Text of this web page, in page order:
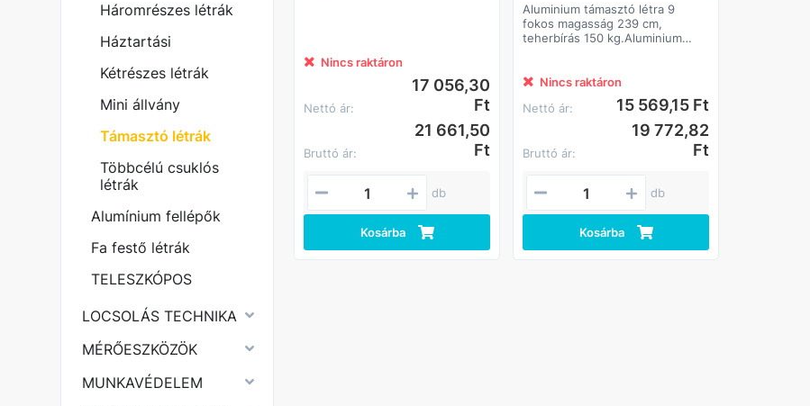
Háromrészes létrák
Háztartási
Kétrészes létrák
Mini állvány
Támasztó létrák
Többcélú csuklós
létrák
Alumínium fellépők
Fa festő létrák
TELESZKÓPOS
LOCSOLÁS TECHNIKA
MÉRŐESZKÖZÖK
MUNKAVÉDELEM
Nincs raktáron
Nettó ár:
17 056,30
Ft
Bruttó ár:
21 661,50
Ft
db
Kosárba
Aluminium támasztó létra 9
fokos magasság 239 cm,
teherbírás 150 kg.Aluminium
kg.Aluminium támasztó létra 9
teherbírás 150 kg.Aluminium
támasztó létra 9 fokos magasság
239 cm, teherbírás 150 kg.
Nincs raktáron
Nettó ár:
15 569,15 Ft
Bruttó ár:
19 772,82
Ft
db
Kosárba